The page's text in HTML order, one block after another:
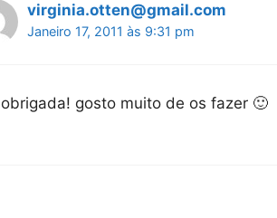
virginia.otten@gmail.com
Janeiro 17, 2011 às 9:31 pm
obrigada! gosto muito de os fazer 🙂